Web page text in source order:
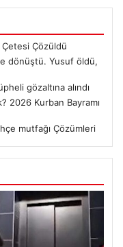
Çetesi Çözüldü
dönüştü. Yusuf öldü,
gözaltına alındı
2026 Kurban Bayramı
mutfağı Çözümleri